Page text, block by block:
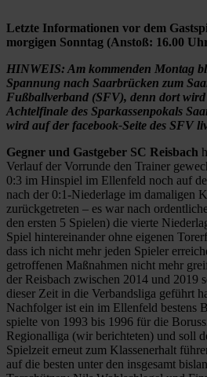
Letzte Informationen vor dem
morgigen Sonntag (Anstoß: 16.00
HINWEIS: Am kommenden Montag
Spannung nach Saarbrücken zum
Fußballverband (SFV), denn dort
Achtelfinale des Sparkassenpokals
wird auf der facebook-Seite des SFV
Gegner und Gastgeber SC Reisbach
Verlauf der Vorrunde den Trainer
0:3 im Hinspiel im Ellenfeld noch auf
nach der 0:1-Niederlage im damaligen
zurückgetreten – es war nach
den ersten 5 Spielen) die vierte
Spiel hintereinander ohne eigenen
dass ich nicht mehr jeden Spieler
getroffenen Maßnahmen nicht mehr
der Reisbach zwischen 2014 und 2019
dieser Zeit in die Verbandsliga geführt
Nachfolger ist ein im Ellenfeld bestens
spielte von 1993 bis 1996 für die
Regionalliga (wir berichteten) und soll
Spielzeit erneut zum Klassenerhalt
auf die besten unter den insgesamt